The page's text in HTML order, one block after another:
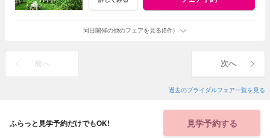
同日開催の他のフェアを見る(5件)
前へ 次へ
過去のブライダルフェア一覧を見る
ふらっと見学予約だけでもOK! 見学予約する